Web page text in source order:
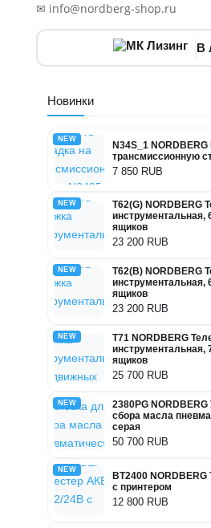
✉ info@nordberg-shop.ru
В
Новинки
NEW
N34S_1
трансмиссионную
7 850 RUB
NEW
T62(G) NORDBERG
ящиков
23 200 RUB
NEW
T62(B) NORDBERG
ящиков
23 200 RUB
NEW
T71 NORDBERG
ящиков
25 700 RUB
NEW
2380PG NORDBERG
сбора масла
серая
50 700 RUB
NEW
BT2400
с принтером
12 800 RUB